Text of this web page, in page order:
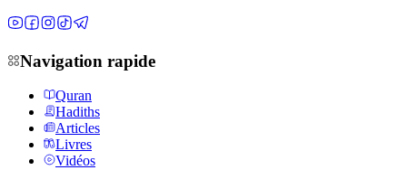
Navigation rapide
Quran
Hadiths
Articles
Livres
Vidéos